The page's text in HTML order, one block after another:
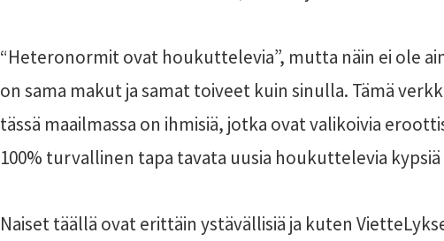
“Heteronormit ovat houkuttelevia”, mutta näin ei ole
on sama makut ja samat toiveet kuin sinulla. Tämä
tässä maailmassa on ihmisiä, jotka ovat valikoivia
100% turvallinen tapa tavata uusia houkuttelevia kypsiä
Naiset täällä ovat erittäin ystävällisiä ja kuten